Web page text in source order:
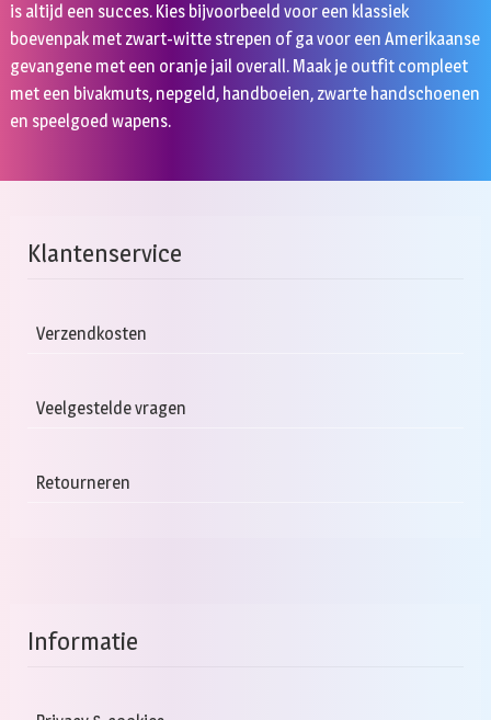
is altijd een succes. Kies bijvoorbeeld voor een klassiek
boevenpak met zwart-witte strepen of ga voor een Amerikaanse
gevangene met een oranje jail overall. Maak je outfit compleet
met een bivakmuts, nepgeld, handboeien, zwarte handschoenen
en speelgoed wapens.
Klantenservice
Verzendkosten
Veelgestelde vragen
Retourneren
Informatie